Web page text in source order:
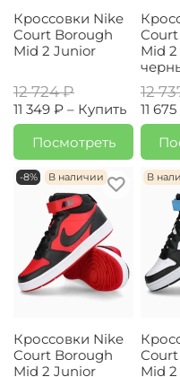
Кроссовки Nike
Court Borough
Mid 2 Junior
12 724 ₽
11 349 ₽ – Купить
Посмотреть
Mid
12
11
-8% В наличии
Кроссовки Nike
Court Borough
Mid 2 Junior
В
Mid